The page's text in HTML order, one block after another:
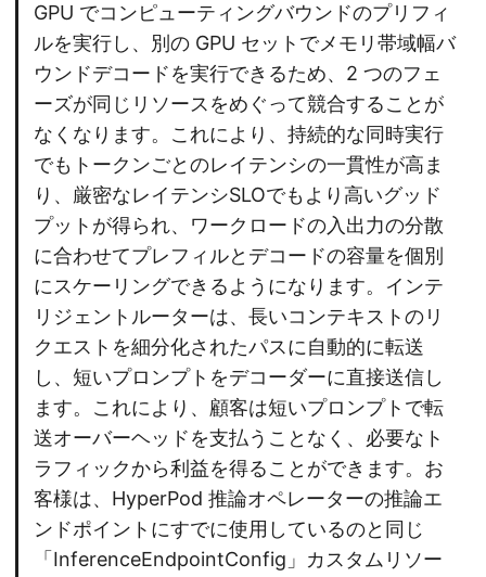
GPU でコンピューティングバウンドのプリフィ
ルを実行し、別の GPU セットでメモリ帯域幅バ
ウンドデコードを実行できるため、2 つのフェ
ーズが同じリソースをめぐって競合することが
なくなります。これにより、持続的な同時実行
でもトークンごとのレイテンシの一貫性が高ま
り、厳密なレイテンシSLOでもより高いグッド
プットが得られ、ワークロードの入出力の分散
に合わせてプレフィルとデコードの容量を個別
にスケーリングできるようになります。インテ
リジェントルーターは、長いコンテキストのリ
クエストを細分化されたパスに自動的に転送
し、短いプロンプトをデコーダーに直接送信し
ます。これにより、顧客は短いプロンプトで転
送オーバーヘッドを支払うことなく、必要なト
ラフィックから利益を得ることができます。お
客様は、HyperPod 推論オペレーターの推論エ
ンドポイントにすでに使用しているのと同じ
「InferenceEndpointConfig」カスタムリソー